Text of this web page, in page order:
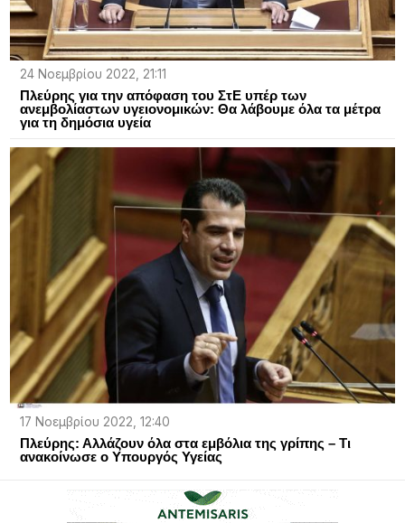
24 Νοεμβρίου 2022, 21:11
Πλεύρης για την απόφαση του ΣτΕ υπέρ των
ανεμβολίαστων υγειονομικών: Θα λάβουμε όλα τα μέτρα
για τη δημόσια υγεία
17 Νοεμβρίου 2022, 12:40
Πλεύρης: Αλλάζουν όλα στα εμβόλια της γρίπης – Τι
ανακοίνωσε ο Υπουργός Υγείας